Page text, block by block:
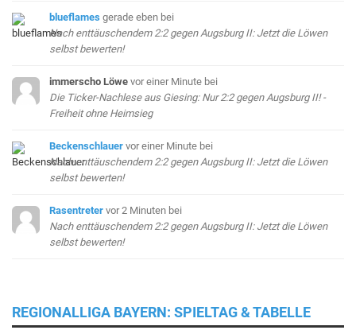
blueflames gerade eben bei
Nach enttäuschendem 2:2 gegen Augsburg II: Jetzt die Löwen
selbst bewerten!
immerscho Löwe vor einer Minute bei
Die Ticker-Nachlese aus Giesing: Nur 2:2 gegen Augsburg II! -
Freiheit ohne Heimsieg
Beckenschlauer vor einer Minute bei
Nach enttäuschendem 2:2 gegen Augsburg II: Jetzt die Löwen
selbst bewerten!
Rasentreter vor 2 Minuten bei
Nach enttäuschendem 2:2 gegen Augsburg II: Jetzt die Löwen
selbst bewerten!
REGIONALLIGA BAYERN: SPIELTAG & TABELLE